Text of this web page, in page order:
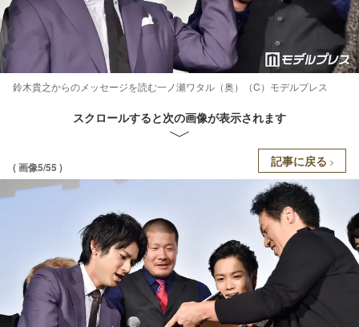
鈴木貴之からのメッセージを読む一ノ瀬ワタル（奥）（C）モデルプレス
スクロールすると次の画像が表示されます
( 画像5/55 ) 記事に戻る